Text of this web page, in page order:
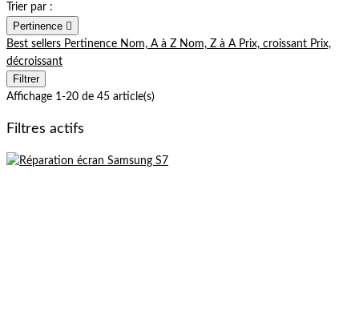
Trier par :
Pertinence 
Best sellers Pertinence Nom, A à Z Nom, Z à A Prix, croissant Prix,
décroissant
Filtrer
Affichage 1-20 de 45 article(s)
Filtres actifs